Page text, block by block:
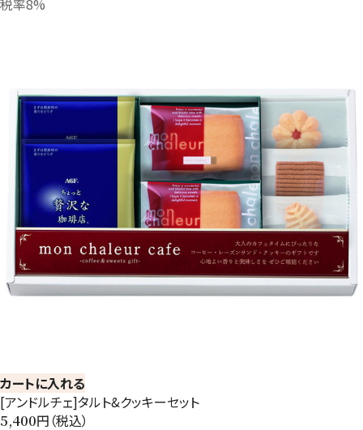
税率8%
カートに入れる
[アンドルチェ]タルト&クッキーセット
5,400円（税込）